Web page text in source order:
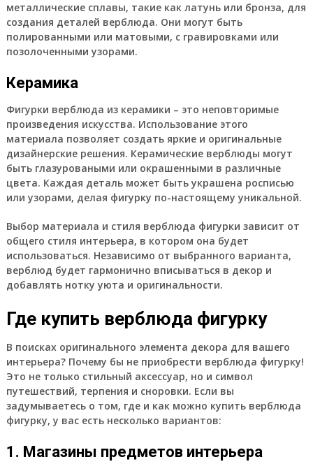
металлические сплавы, такие как латунь или бронза, для
создания деталей верблюда. Они могут быть
полированными или матовыми, с гравировками или
позолоченными узорами.
Керамика
Фигурки верблюда из керамики – это неповторимые
произведения искусства. Использование этого
материала позволяет создать яркие и оригинальные
дизайнерские решения. Керамические верблюды могут
быть глазуроваными или окрашенными в различные
цвета. Каждая деталь может быть украшена росписью
или узорами, делая фигурку по-настоящему уникальной.
Выбор материала и стиля верблюда фигурки зависит от
общего стиля интерьера, в котором она будет
использоваться. Независимо от выбранного варианта,
верблюд будет гармонично вписываться в декор и
добавлять нотку уюта и оригинальности.
Где купить верблюда фигурку
В поисках оригинального элемента декора для вашего
интерьера? Почему бы не приобрести верблюда фигурку!
Это не только стильный аксессуар, но и символ
путешествий, терпения и сноровки. Если вы
задумываетесь о том, где и как можно купить верблюда
фигурку, у вас есть несколько вариантов:
1. Магазины предметов интерьера